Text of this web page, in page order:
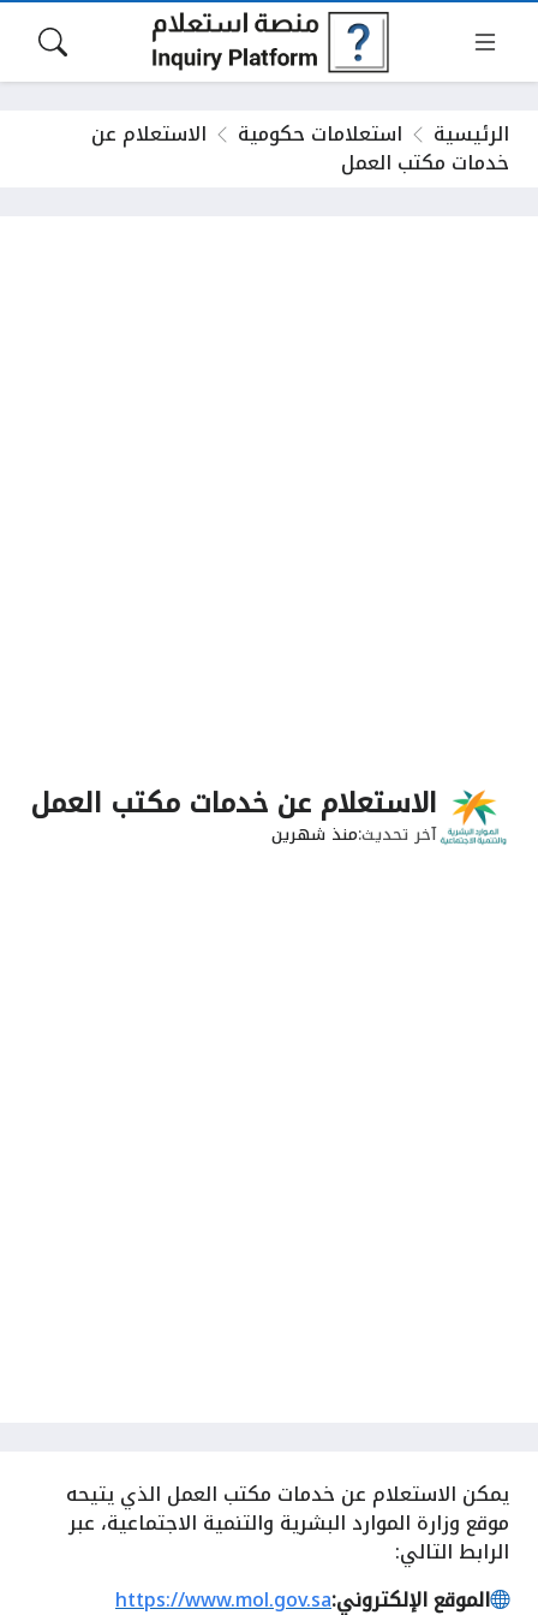
الرئيسية استعلامات حكومية الاستعلام عن
خدمات مكتب العمل
الاستعلام عن خدمات مكتب العمل
آخر تحديثمنذ شهرين
يمكن الاستعلام عن خدمات مكتب العمل الذي يتيحه
موقع وزارة الموارد البشرية والتنمية الاجتماعية، عبر
الرابط التالي:
الموقع الإلكتروني:https://www.mol.gov.sa